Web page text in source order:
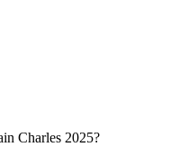
Charles 2025?